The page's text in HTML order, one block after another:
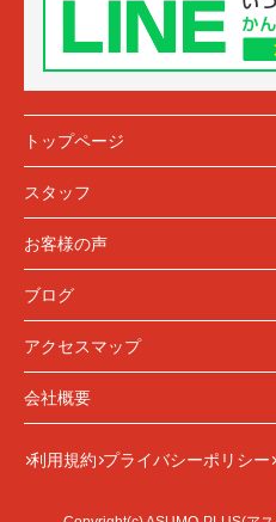
トップページ
スタッフ
お客様の声
ブログ
アクセスマップ
会社概要
利用規約 プライバシーポリシー